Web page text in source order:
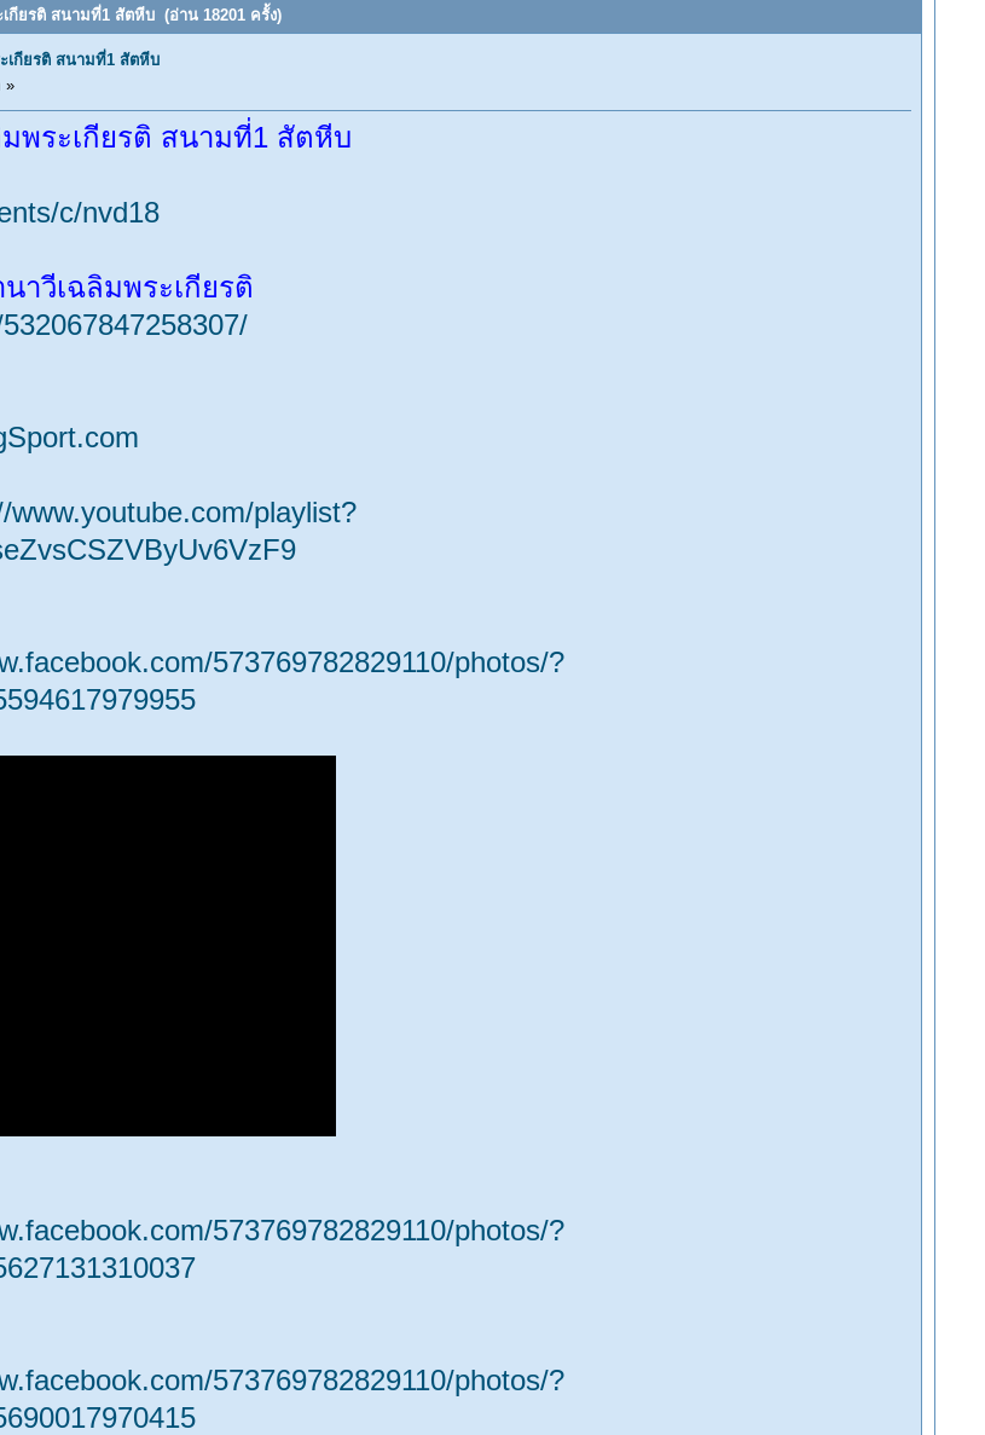
กียรติ สนามที่1 สัตหีบ (อ่าน 18201 ครั้ง)
เกียรติ สนามที่1 สัตหีบ
»
พระเกียรติ สนามที่1 สัตหีบ
c/nvd18
าวีเฉลิมพระเกียรติ
www.youtube.com/playlist?
573769782829110/photos/?
573769782829110/photos/?
573769782829110/photos/?